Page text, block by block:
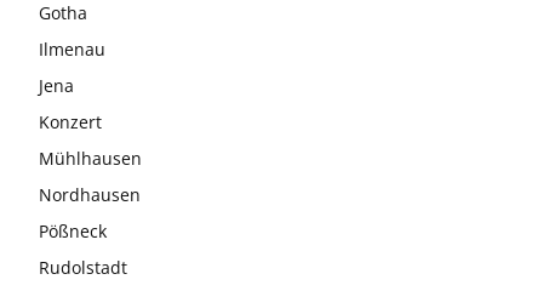
Gotha
Ilmenau
Jena
Konzert
Mühlhausen
Nordhausen
Pößneck
Rudolstadt